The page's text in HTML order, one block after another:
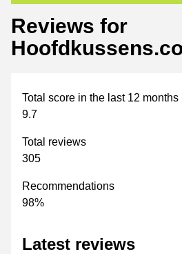
Reviews for
Total score in the last 12 months
9.7
Total reviews
305
Recommendations
98%
Latest reviews